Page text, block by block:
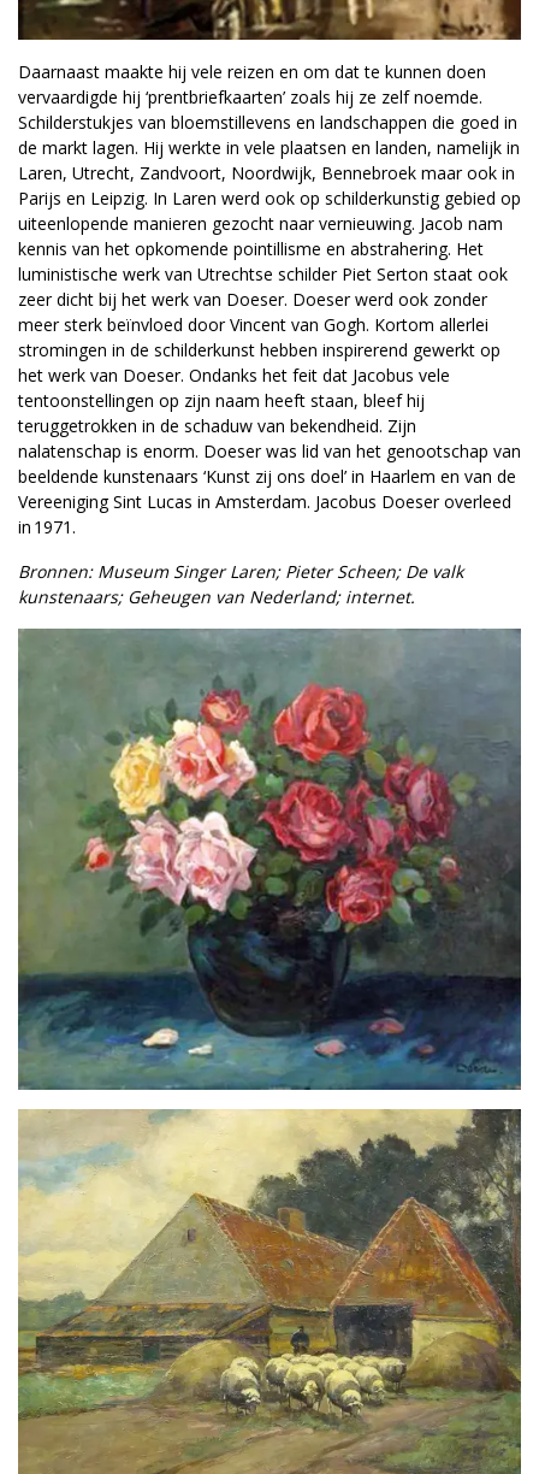
Daarnaast maakte hij vele reizen en om dat te kunnen doen
vervaardigde hij ‘prentbriefkaarten’ zoals hij ze zelf noemde.
Schilderstukjes van bloemstillevens en landschappen die goed in
de markt lagen. Hij werkte in vele plaatsen en landen, namelijk in
Laren, Utrecht, Zandvoort, Noordwijk, Bennebroek maar ook in
Parijs en Leipzig. In Laren werd ook op schilderkunstig gebied op
uiteenlopende manieren gezocht naar vernieuwing. Jacob nam
kennis van het opkomende pointillisme en abstrahering. Het
luministische werk van Utrechtse schilder Piet Serton staat ook
zeer dicht bij het werk van Doeser. Doeser werd ook zonder
meer sterk beïnvloed door Vincent van Gogh. Kortom allerlei
stromingen in de schilderkunst hebben inspirerend gewerkt op
het werk van Doeser. Ondanks het feit dat Jacobus vele
tentoonstellingen op zijn naam heeft staan, bleef hij
teruggetrokken in de schaduw van bekendheid. Zijn
nalatenschap is enorm. Doeser was lid van het genootschap van
beeldende kunstenaars ‘Kunst zij ons doel’ in Haarlem en van de
Vereeniging Sint Lucas in Amsterdam. Jacobus Doeser overleed
in 1971.
Bronnen: Museum Singer Laren; Pieter Scheen; De valk
kunstenaars; Geheugen van Nederland; internet.